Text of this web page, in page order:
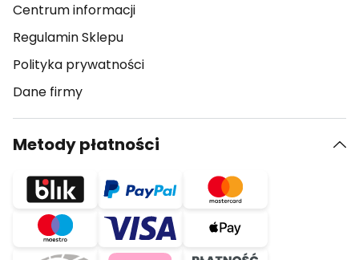
Centrum informacji
Regulamin Sklepu
Polityka prywatności
Dane firmy
Metody płatności